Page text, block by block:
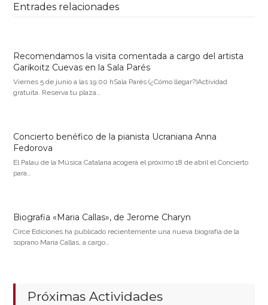
Entrades relacionades
Recomendamos la visita comentada a cargo del artista
Garikoitz Cuevas en la Sala Parés
Viernes 5 de junio a las 19:00 hSala Parés (¿Cómo llegar?)Actividad
gratuita. Reserva tu plaza…
Concierto benéfico de la pianista Ucraniana Anna
Fedorova
El Palau de la Música Catalana acogerá el próximo 18 de abril el Concierto
para…
Biografia «Maria Callas», de Jerome Charyn
Circe Ediciones ha publicado recientemente una nueva biografía de la
soprano Maria Callas, a cargo…
Próximas Actividades